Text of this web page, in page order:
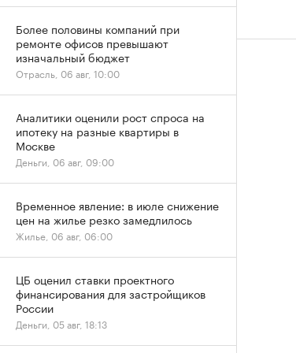
Более половины компаний при
ремонте офисов превышают
изначальный бюджет
Отрасль, 06 авг, 10:00
Аналитики оценили рост спроса на
ипотеку на разные квартиры в
Москве
Деньги, 06 авг, 09:00
Временное явление: в июле снижение
цен на жилье резко замедлилось
Жилье, 06 авг, 06:00
ЦБ оценил ставки проектного
финансирования для застройщиков
России
Деньги, 05 авг, 18:13